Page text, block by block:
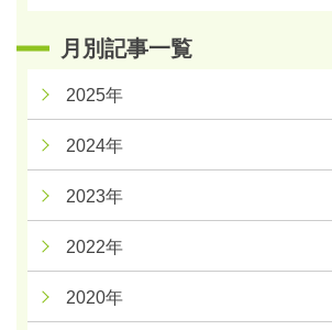
月別記事一覧
2025年
2024年
2023年
2022年
2020年